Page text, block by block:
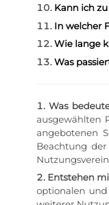
Kann ich
In welcher
Wie lange
Was
Was
ausgewählten
angebotenen
Beachtung
Entstehen
optionalen und